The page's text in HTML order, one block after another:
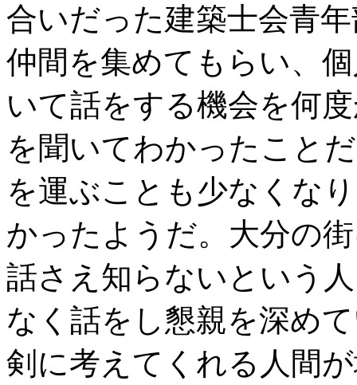
合いだった建築士会青
仲間を集めてもらい、
いて話をする機会を何
を聞いてわかったこと
を運ぶことも少なくな
かったようだ。大分の
話さえ知らないという
なく話をし懇親を深め
剣に考えてくれる人間